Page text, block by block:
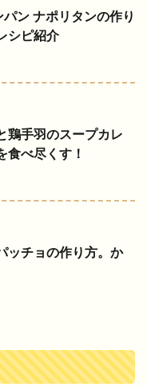
パン ナポリタンの作り
シピ紹介
鶏手羽のスープカレ
食べ尽くす！
ッチョの作り方。か